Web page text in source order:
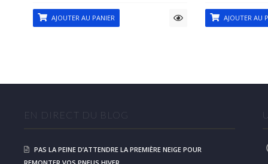
AJOUTER AU PANIER AJOUTER AU
EN DIRECT DU BLOG
PAS LA PEINE D’ATTENDRE LA PREMIÈRE NEIGE POUR